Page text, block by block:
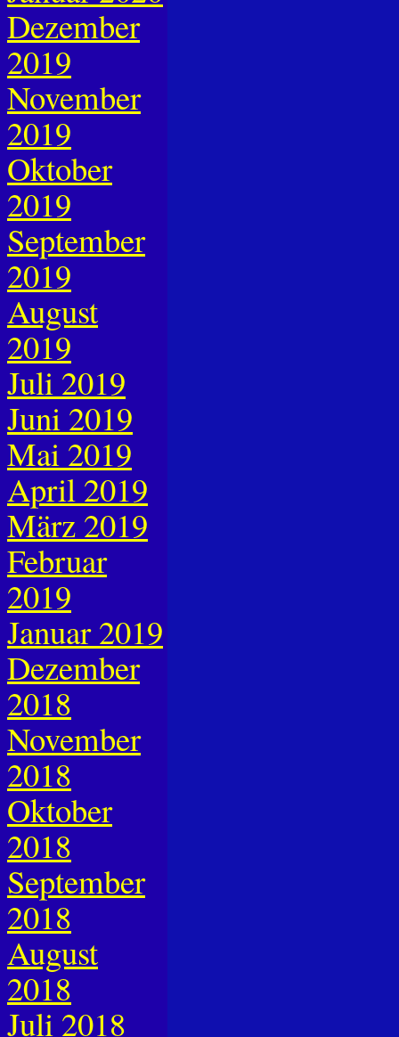
Dezember
2019
November
2019
Oktober
2019
September
2019
August
2019
Juli 2019
Juni 2019
Mai 2019
April 2019
März 2019
Februar
2019
Januar 2019
Dezember
2018
November
2018
Oktober
2018
September
2018
August
2018
Juli 2018